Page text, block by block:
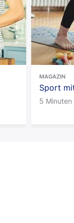
MAGAZIN
Sport
5